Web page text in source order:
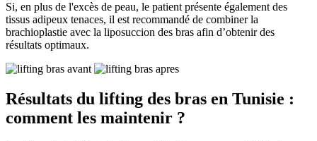
Si, en plus de l'excès de peau, le patient présente également des
tissus adipeux tenaces, il est recommandé de combiner la
brachioplastie avec la liposuccion des bras afin d’obtenir des
résultats optimaux.
Résultats du lifting des bras en Tunisie :
comment les maintenir ?